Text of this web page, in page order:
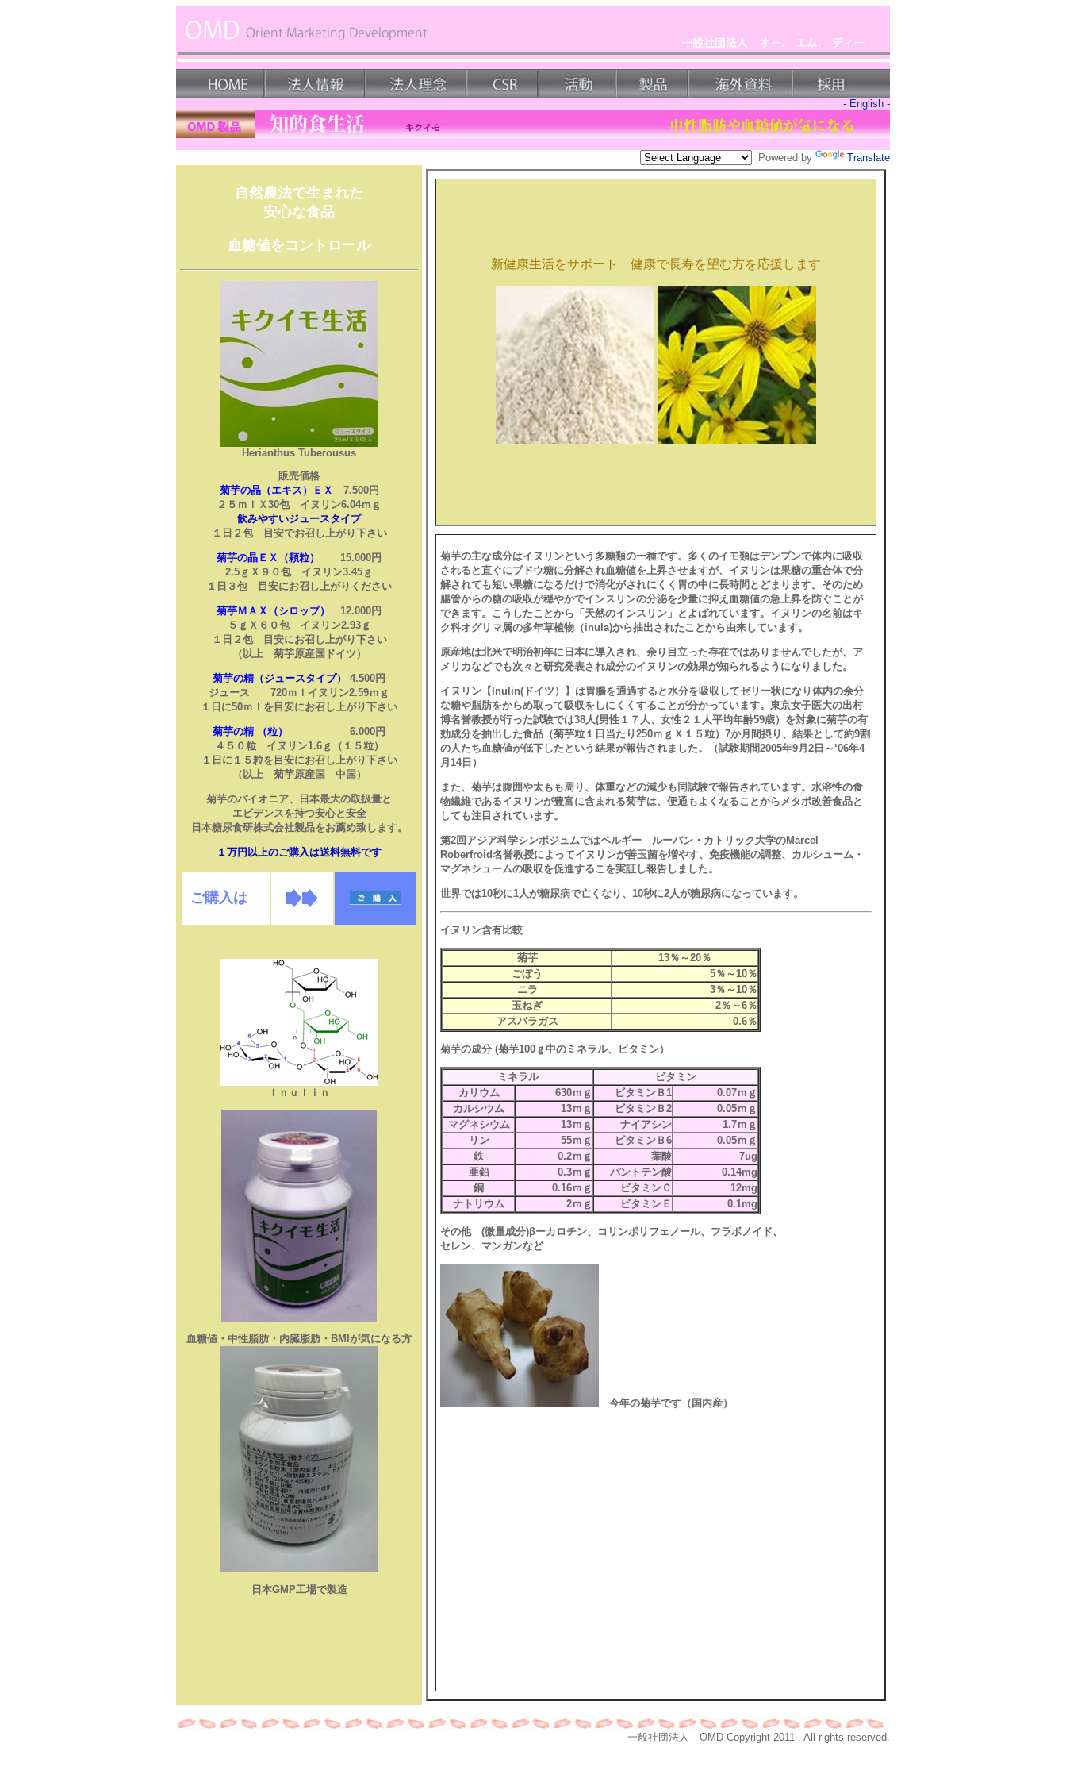
- English -
Powered by Translate
自然農法で生まれた
安心な食品
血糖値をコントロール
Herianthus Tuberousus
販売価格
菊芋の晶（エキス）ＥＸ 7.500円
２５ｍｌＸ30包 イヌリン6.04ｍｇ
飲みやすいジュースタイプ
１日２包 目安でお召し上がり下さい
菊芋の晶ＥＸ（顆粒）
15.000円
2.5ｇＸ９０包 イヌリン3.45ｇ
１日３包 目安にお召し上がりください
菊芋ＭＡＸ（シロップ）
12.000円
５ｇＸ６０包 イヌリン2.93ｇ
１日２包 目安にお召し上がり下さい
（以上 菊芋原産国ドイツ）
菊芋の精 （ジュースタイプ） 4.500円
ジュース 720ｍｌイヌリン2.59ｍｇ
１日に50ｍｌを目安にお召し上がり下さい
菊芋の精 （粒）
6.000円
４５０粒 イヌリン1.6ｇ（１５粒）
１日に１５粒を目安にお召し上がり下さい
（以上 菊芋原産国 中国）
菊芋のパイオニア、日本最大の取扱量と
エビデンスを持つ安心と安全
日本糖尿食研株式会社製品をお薦め致します。
１万円以上のご購入は送料無料です
ご購入は
Ｉｎｕｌｉｎ
血糖値・中性脂肪・内臓脂肪・BMIが気になる方
日本GMP工場で製造
新健康生活をサポート 健康で長寿を望む方を応援します
菊芋の主な成分はイヌリンという多糖類の一種です。多くのイモ類はデンプンで体内に吸収
されると直ぐにブドウ糖に分解され血糖値を上昇させますが、イヌリンは果糖の重合体で分
解されても短い果糖になるだけで消化がされにくく胃の中に長時間とどまります。そのため
腸管からの糖の吸収が穏やかでインスリンの分泌を少量に抑え血糖値の急上昇を防ぐことが
できます。こうしたことから「天然のインスリン」とよばれています。イヌリンの名前はキ
ク科オグリマ属の多年草植物（inula)から抽出されたことから由来しています。
原産地は北米で明治初年に日本に導入され、余り目立った存在ではありませんでしたが、ア
メリカなどでも次々と研究発表され成分のイヌリンの効果が知られるようになりました。
イヌリン【Inulin(ドイツ）】は胃腸を通過すると水分を吸収してゼリー状になり体内の余分
な糖や脂肪をからめ取って吸収をしにくくすることが分かっています。東京女子医大の出村
博名誉教授が行った試験では38人(男性１７人、女性２１人平均年齢59歳）を対象に菊芋の有
効成分を抽出した食品（菊芋粒１日当たり250ｍｇＸ１５粒）7か月間摂り、結果として約9割
の人たち血糖値が低下したという結果が報告されました。（試験期間2005年9月2日～‘06年4
月14日）
また、菊芋は腹囲や太もも周り、体重などの減少も同試験で報告されています。水溶性の食
物繊維であるイヌリンが豊富に含まれる菊芋は、便通もよくなることからメタボ改善食品と
しても注目されています。
第2回アジア科学シンポジュムではベルギー ルーバン・カトリック大学のMarcel
Roberfroid名誉教授によってイヌリンが善玉菌を増やす、免疫機能の調整、カルシューム・
マグネシュームの吸収を促進するこを実証し報告しました。
世界では10秒に1人が糖尿病で亡くなり、10秒に2人が糖尿病になっています。
イヌリン含有比較
菊芋
13％～20％
ごぼう
5％～10％
ニラ
3％～10％
玉ねぎ
2％～6％
アスパラガス
0.6％
菊芋の成分 (菊芋100ｇ中のミネラル、ビタミン）
ミネラル
ビタミン
カリウム
630ｍｇ ビタミンＢ1
0.07ｍｇ
カルシウム
13ｍｇ ビタミンＢ2
0.05ｍｇ
マグネシウム
13ｍｇ ナイアシン
1.7ｍｇ
リン
55ｍｇ ビタミンＢ6
0.05ｍｇ
鉄
0.2ｍｇ 葉酸
7ug
亜鉛
0.3ｍｇ パントテン酸
0.14mg
銅
0.16ｍｇ ビタミンＣ
12mg
ナトリウム
2ｍｇ ビタミンＥ 0.1mg
その他 (微量成分)βーカロチン、コリンポリフェノール、フラボノイド、
セレン、マンガンなど
今年の菊芋です（国内産）
一般社団法人 OMD Copyright 2011 . All rights reserved.